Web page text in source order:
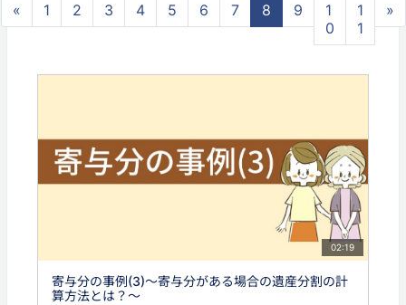
« 1 2 3 4 5 6 7 8 9
1
0
1
1
»
02:19
寄与分の事例(3)〜寄与分がある場合の遺産分割の計
算方法とは？〜